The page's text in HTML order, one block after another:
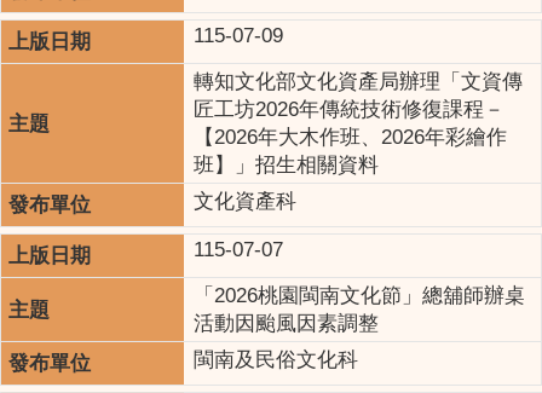
115-07-09
轉知文化部文化資產局辦理「文資傳
匠工坊2026年傳統技術修復課程－
【2026年大木作班、2026年彩繪作
班】」招生相關資料
文化資產科
115-07-07
「2026桃園閩南文化節」總舖師辦桌
活動因颱風因素調整
閩南及民俗文化科